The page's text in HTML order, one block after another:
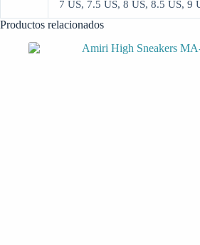
7 US, 7.5 US, 8 US, 8.5 US, 9
Productos relacionados